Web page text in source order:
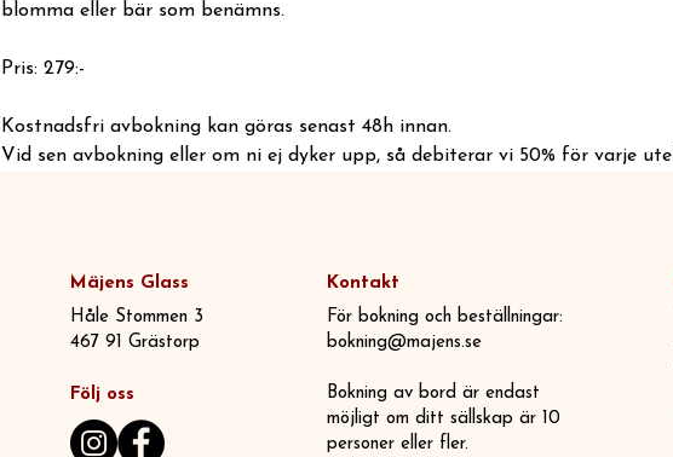
blomma eller bär som benämns.
Pris: 279:-
Kostnadsfri avbokning kan göras senast 48h innan.
Vid sen avbokning eller om ni ej dyker upp, så debiterar vi 50% för varje
Mäjens Glass
Håle Stommen 3
467 91 Grästorp
Följ oss
Kontakt
För bokning och beställningar:
bokning@majens.se
Bokning av bord är endast
möjligt om ditt sällskap är 10
personer eller fler.